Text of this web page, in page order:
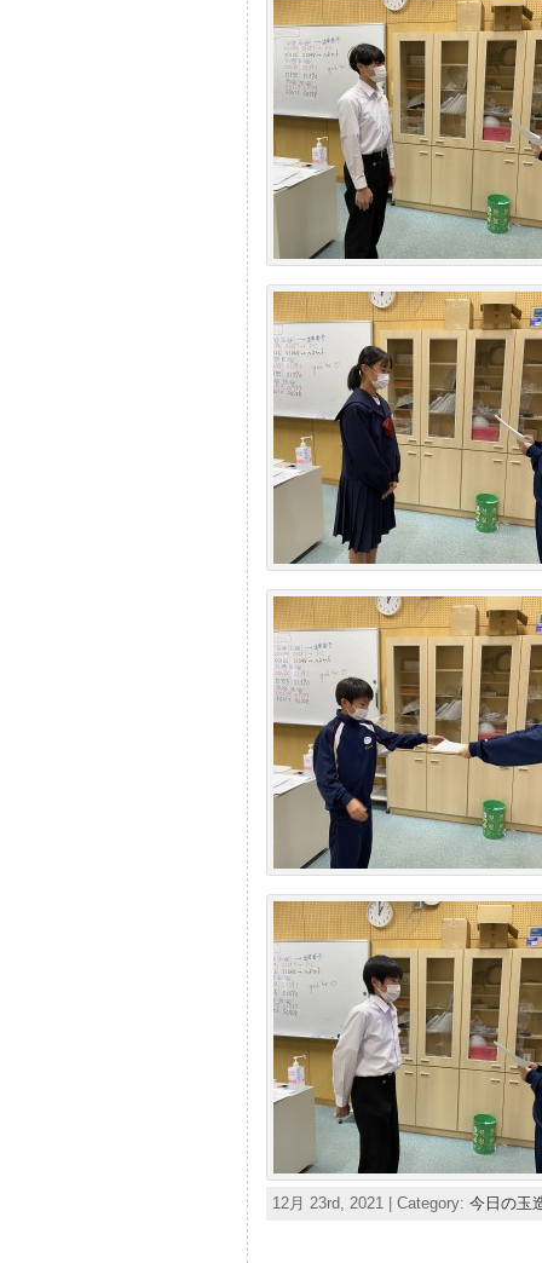
12月 23rd, 2021 | Category: 今日の玉